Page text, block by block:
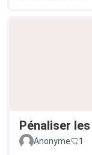
Pénaliser
Anonyme
1